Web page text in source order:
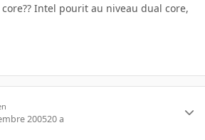
core?? Intel pourit au niveau dual core,
200520 a